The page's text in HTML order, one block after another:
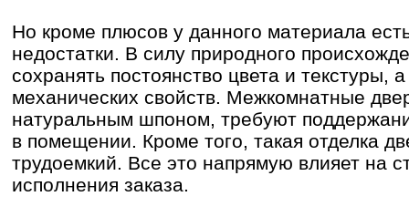
Но кроме плюсов у данного материала
недостатки. В силу природного
сохранять постоянство цвета и текстуры,
механических свойств. Межкомнатные
натуральным шпоном, требуют
в помещении. Кроме того, такая отделка
трудоемкий. Все это напрямую влияет на
исполнения заказа.